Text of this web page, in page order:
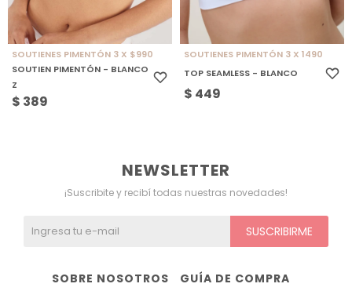
SOUTIENES PIMENTÓN 3 X $990
SOUTIEN PIMENTÓN - BLANCO
Z
$ 389
SOUTIENES PIMENTÓN 3 X 1490
TOP SEAMLESS - BLANCO
$ 449
GUÍA DE COMPRA
SOBRE NOSOTROS
NEWSLETTER
¡Suscribite y recibí todas nuestras novedades!
SUSCRIBIRME